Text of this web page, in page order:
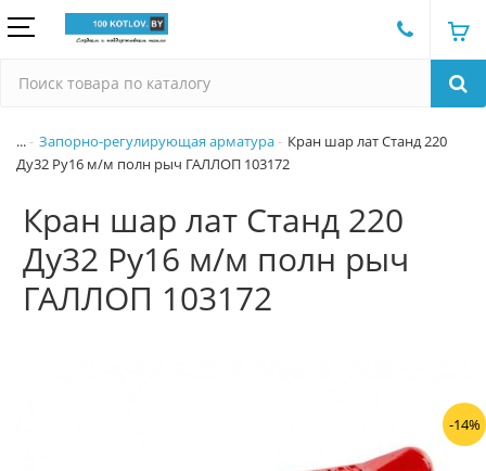
... Запорно-регулирующая арматура
Кран шар лат Станд 220
Ду32 Ру16 м/м полн рыч ГАЛЛОП 103172
Кран шар лат Станд 220
Ду32 Ру16 м/м полн рыч
ГАЛЛОП 103172
-14%